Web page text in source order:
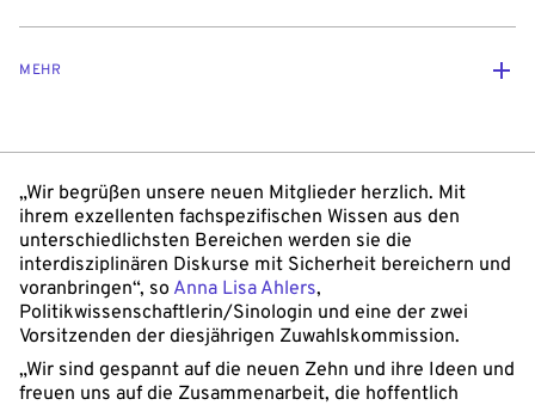
MEHR
„Wir begrüßen unsere neuen Mitglieder herzlich. Mit
ihrem exzellenten fachspezifischen Wissen aus den
unterschiedlichsten Bereichen werden sie die
interdisziplinären Diskurse mit Sicherheit bereichern und
voranbringen“, so Anna Lisa Ahlers,
Politikwissenschaftlerin/Sinologin und eine der zwei
Vorsitzenden der diesjährigen Zuwahlskommission.
„Wir sind gespannt auf die neuen Zehn und ihre Ideen und
freuen uns auf die Zusammenarbeit, die hoffentlich